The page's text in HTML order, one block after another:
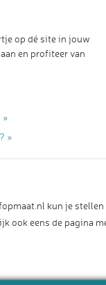
op dé site in jouw
en profiteer van
»
»
kun je stellen
ook eens de pagina